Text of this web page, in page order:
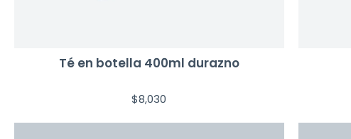
Té en botella 400ml durazno
$8,030